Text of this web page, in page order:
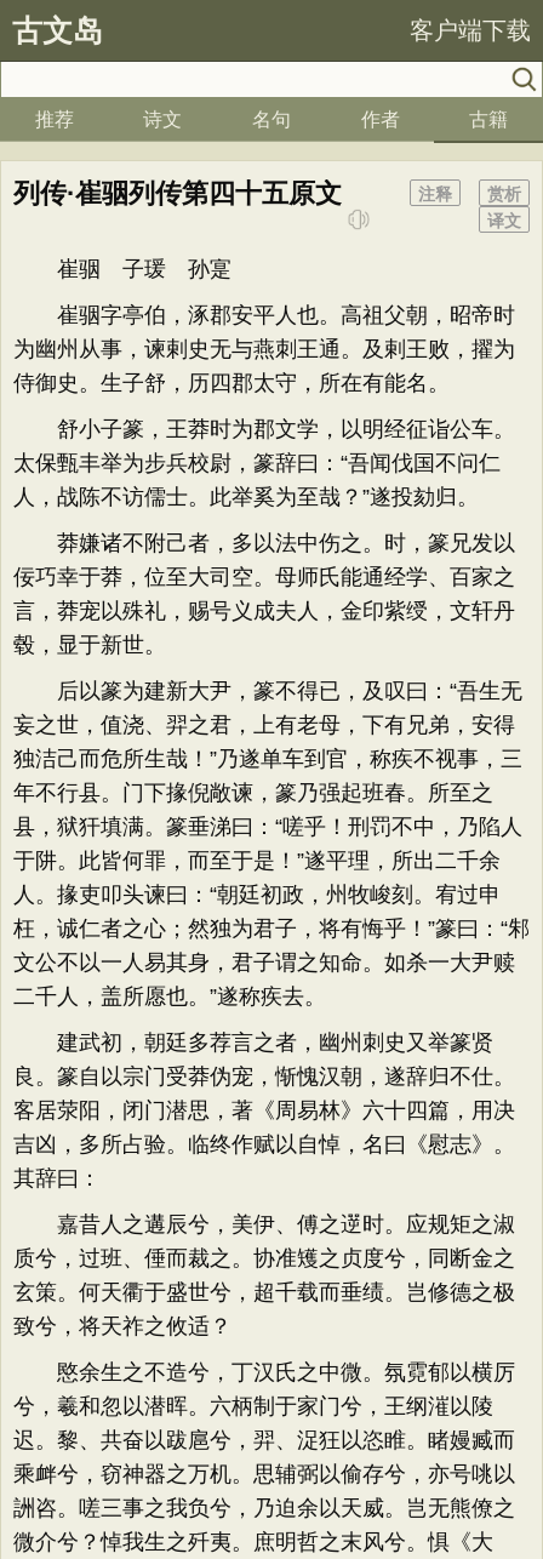
古文岛 客户端下载
推荐 诗文 名句 作者 古籍
列传·崔骃列传第四十五原文 赏析
注释
译文
崔骃 子瑗 孙寔
崔骃字亭伯，涿郡安平人也。高祖父朝，昭帝时
为幽州从事，谏剌史无与燕刺王通。及剌王败，擢为
侍御史。生子舒，历四郡太守，所在有能名。
舒小子篆，王莽时为郡文学，以明经征诣公车。
太保甄丰举为步兵校尉，篆辞曰：“吾闻伐国不问仁
人，战陈不访儒士。此举奚为至哉？”遂投劾归。
莽嫌诸不附己者，多以法中伤之。时，篆兄发以
佞巧幸于莽，位至大司空。母师氏能通经学、百家之
言，莽宠以殊礼，赐号义成夫人，金印紫绶，文轩丹
毂，显于新世。
后以篆为建新大尹，篆不得已，及叹曰：“吾生无
妄之世，值浇、羿之君，上有老母，下有兄弟，安得
独洁己而危所生哉！”乃遂单车到官，称疾不视事，三
年不行县。门下掾倪敞谏，篆乃强起班春。所至之
县，狱犴填满。篆垂涕曰：“嗟乎！刑罚不中，乃陷人
于阱。此皆何罪，而至于是！”遂平理，所出二千余
人。掾吏叩头谏曰：“朝廷初政，州牧峻刻。宥过申
枉，诚仁者之心；然独为君子，将有悔乎！”篆曰：“邾
文公不以一人易其身，君子谓之知命。如杀一大尹赎
二千人，盖所愿也。”遂称疾去。
建武初，朝廷多荐言之者，幽州刺史又举篆贤
良。篆自以宗门受莽伪宠，惭愧汉朝，遂辞归不仕。
客居荥阳，闭门潜思，著《周易林》六十四篇，用决
吉凶，多所占验。临终作赋以自悼，名曰《慰志》。
其辞曰：
嘉昔人之遘辰兮，美伊、傅之遻时。应规矩之淑
质兮，过班、倕而裁之。协准矱之贞度兮，同断金之
玄策。何天衢于盛世兮，超千载而垂绩。岂修德之极
致兮，将天祚之攸适？
愍余生之不造兮，丁汉氏之中微。氛霓郁以横厉
兮，羲和忽以潜晖。六柄制于家门兮，王纲漼以陵
迟。黎、共奋以跋扈兮，羿、浞狂以恣睢。睹嫚臧而
乘衅兮，窃神器之万机。思辅弼以偷存兮，亦号咷以
詶咨。嗟三事之我负兮，乃迫余以天威。岂无熊僚之
微介兮？悼我生之歼夷。庶明哲之末风兮。惧《大